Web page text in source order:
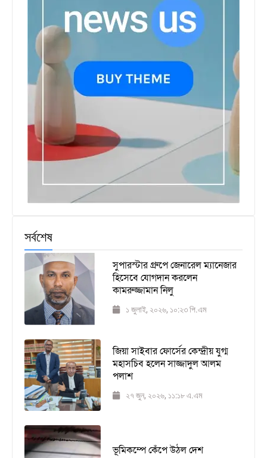
সর্বশেষ
সুপারস্টার গ্রুপে জেনারেল ম্যানেজার
হিসেবে যোগদান করলেন
কামরুজ্জামান নিলু
১ জুলাই, ২০২৬, ১০:২৩ পি.এম
জিয়া সাইবার ফোর্সের কেন্দ্রীয় যুগ্ম
মহাসচিব হলেন সাজ্জাদুল আলম
পলাশ
২৭ জুন, ২০২৬, ১১:১৮ এ.এম
ভূমিকম্পে কেঁপে উঠল দেশ